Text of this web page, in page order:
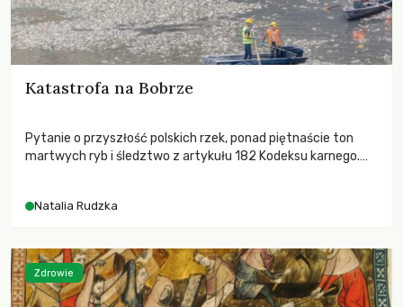
Katastrofa na Bobrze
Pytanie o przyszłość polskich rzek, ponad piętnaście ton
martwych ryb i śledztwo z artykułu 182 Kodeksu karnego.
zdarzeń prowadzących do biologicznej śmierci rzeki.
Natalia Rudzka
Zdrowie